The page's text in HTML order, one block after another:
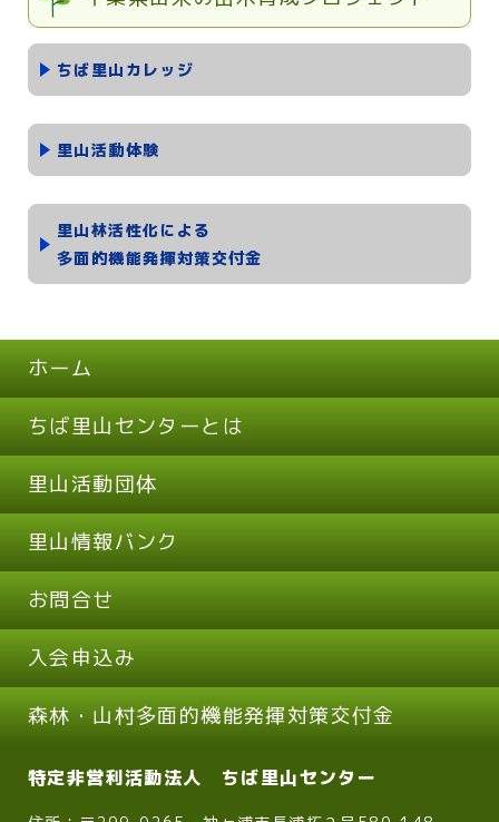
ちば里山カレッジ
里山活動体験
里山林活性化による
多面的機能発揮対策交付金
ホーム
ちば里山センターとは
里山活動団体
里山情報バンク
お問合せ
入会申込み
森林・山村多面的機能発揮対策交付金
特定非営利活動法人 ちば里山センター